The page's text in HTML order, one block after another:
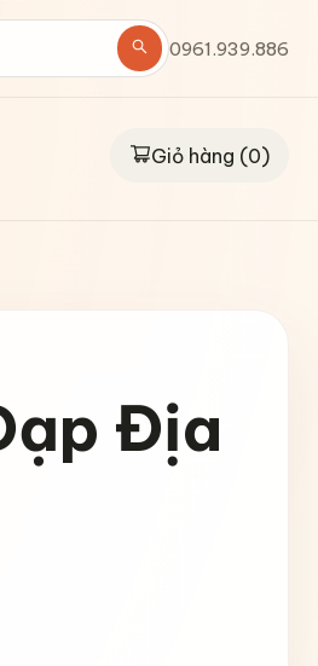
0961.939.886
Giỏ hàng (0)
Địa